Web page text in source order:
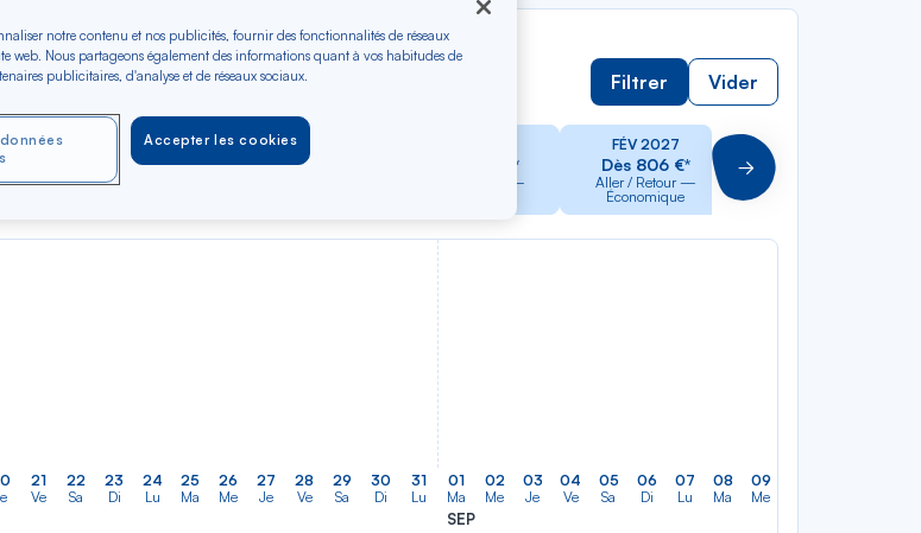
Rechercher
dans
liste
Type de trajet
Aller-Retour Aller simple Filtrer Vider
—
NOV 2026
Dès 713 €*
Aller / Retour —
DÉC 2026
Dès 806 €* Dès 806 €*
Aller / Retour —
FÉV 2027
Dès 806 €*
Aller / Retour —
Économique
Dès 806 €*
Aller / Retour —
Suivant
21
Ve
22
Sa
23
Di
24
Lu
25
Ma
26
Me
27
Je
28
Ve
29
Sa
30
Di
31
Lu
01
Ma
SEP
02
Me
03
Je
04
Ve
05
Sa
06
Di
07
Lu
08
Ma
09
Me
notre contenu et nos publicités, fournir des fonctionnalités de réseaux
web. Nous partageons également des informations quant à vos habitudes de
publicitaires, d'analyse et de réseaux sociaux.
Accepter les cookies